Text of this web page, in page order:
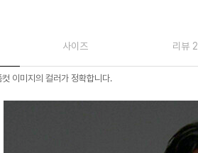
사이즈 리뷰 2
이미지의 컬러가 정확합니다.